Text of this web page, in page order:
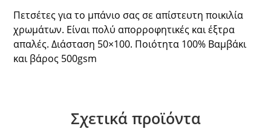
Πετσέτες για το μπάνιο σας σε απίστευτη ποικιλία
χρωμάτων. Είναι πολύ απορροφητικές και έξτρα
απαλές. Διάσταση 50×100. Ποιότητα 100% Βαμβάκι
και βάρος 500gsm
Σχετικά προϊόντα